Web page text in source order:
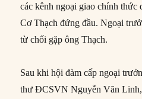
các kênh ngoại giao chính
Cơ Thạch đứng đầu. Ngoại
từ chối gặp ông Thạch.
Sau khi hội đàm cấp ngoại
thư ĐCSVN Nguyễn Văn Linh,